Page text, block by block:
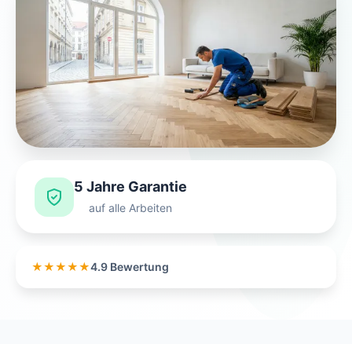
5 Jahre Garantie
auf alle Arbeiten
★★★★★4.9 Bewertung